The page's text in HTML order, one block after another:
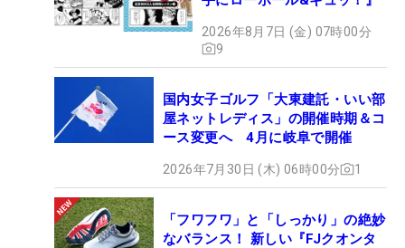
2026年8月7日 (金) 07時00分
9
国内女子ゴルフ「大東建託・いい部
屋ネットレディス」の開催時期＆コ
ース変更へ 4月に岐阜で開催
2026年7月30日 (木) 06時00分 1
「フワフワ」と「しっかり」の絶妙
なバランス！ 新しい『FJクオンタ